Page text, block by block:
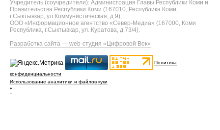
Учредитель (соучредители): Администрация Главы Республики Коми и
Правительства Республики Коми (167010, Республика Коми,
г.Сыктывкар, ул.Коммунистическая, д.9);
ООО «Информационное агентство «Север-Медиа» (167000, Коми
Республика, г.Сыктывкар, ул. Куратова, д.73/4).
Разработка сайта — web-студия «Цифровой Век»
Политика
конфиденциальности
Использование аналитики и файлов куки
*